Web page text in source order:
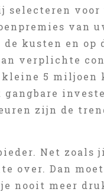
voor
van
kusten en op
verplichte
5 miljoen
zijn de
Net
over. Dan
nooit meer